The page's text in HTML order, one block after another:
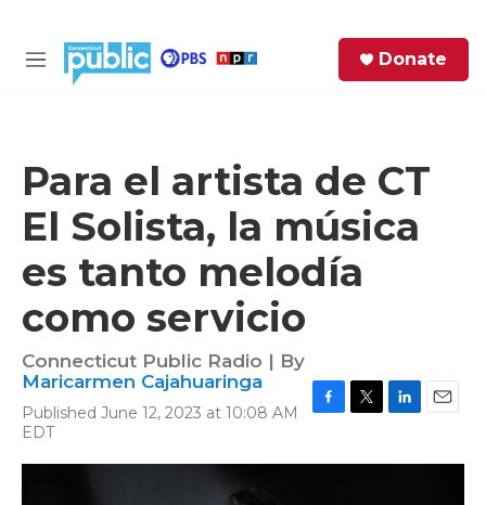
M
Donate
Para el artista de CT
El Solista, la música
es tanto melodía
como servicio
Connecticut Public Radio | By
Maricarmen Cajahuaringa
Published June 12, 2023 at 10:08 AM
EDT
c
i
n
a